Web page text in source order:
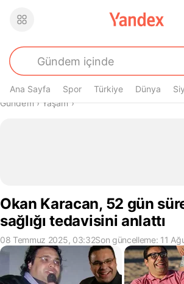
Ana Sayfa Spor Türkiye Dünya
Buradasın
Gündem› Yaşam›
Okan Karacan, 52 gün
sağlığı tedavisini anlattı
08 Temmuz 2025, 03:32Son güncelleme: 11